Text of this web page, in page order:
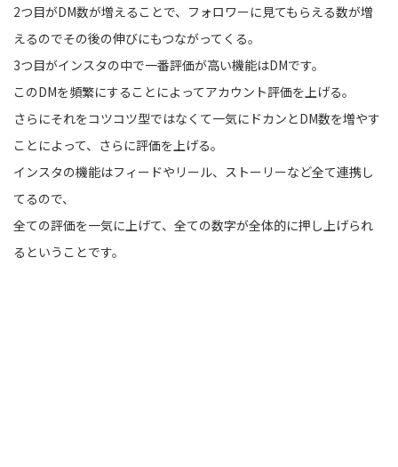
2つ目がDM数が増えることで、フォロワーに見てもらえる数が増
えるのでその後の伸びにもつながってくる。
3つ目がインスタの中で一番評価が高い機能はDMです。
このDMを頻繁にすることによってアカウント評価を上げる。
さらにそれをコツコツ型ではなくて一気にドカンとDM数を増やす
ことによって、さらに評価を上げる。
インスタの機能はフィードやリール、ストーリーなど全て連携し
てるので、
全ての評価を一気に上げて、全ての数字が全体的に押し上げられ
るということです。